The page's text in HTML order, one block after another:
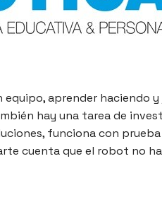
aprender haciendo
hay una tarea de
funciona con prueba
cuenta que el robot no